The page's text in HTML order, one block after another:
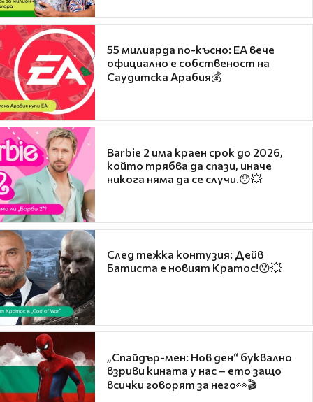
55 милиарда по-късно: EA вече
официално е собственост на
Саудитска Арабия💰
Barbie 2 има краен срок до 2026,
който трябва да спази, иначе
никога няма да се случи.😯💥
След тежка контузия: Дейв
Батиста е новият Кратос!😯💥
„Спайдър-мен: Нов ден“ буквално
взриви кината у нас – ето защо
всички говорят за него👀🎬